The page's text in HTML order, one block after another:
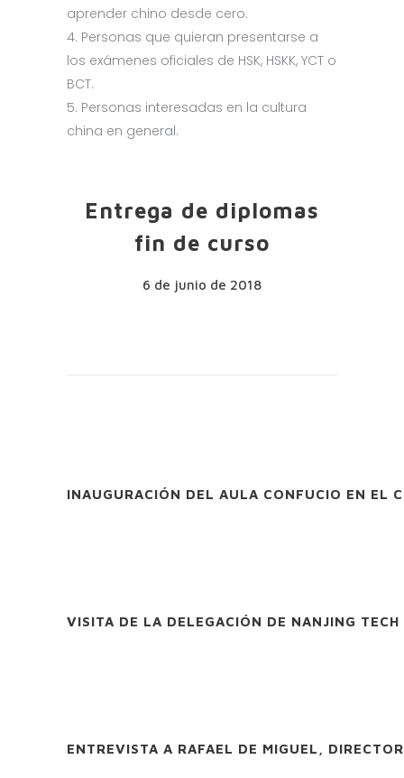
aprender chino desde cero.
Personas que quieran presentarse a
los exámenes oficiales de HSK, HSKK, YCT o
BCT.
Personas interesadas en la cultura
china en general.
Entrega de diplomas
fin de curso
6 de junio de 2018
INAUGURACIÓN DEL AULA CONFUCIO EN EL
VISITA DE LA DELEGACIÓN DE NANJING
ENTREVISTA A RAFAEL DE MIGUEL,